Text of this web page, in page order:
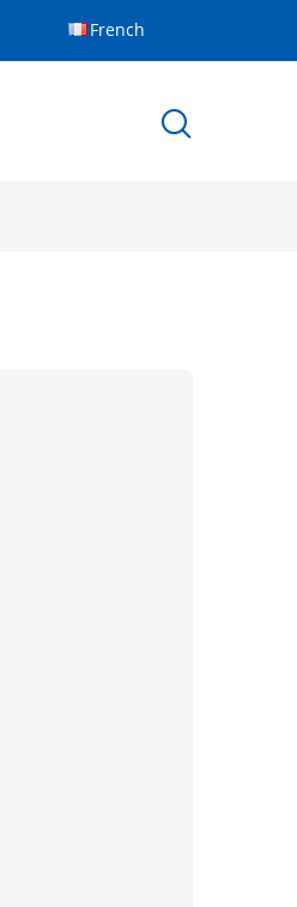
French